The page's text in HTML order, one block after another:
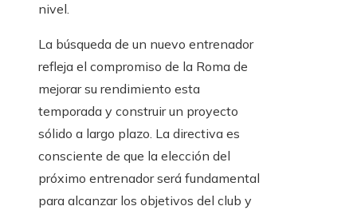
nivel.
La búsqueda de un nuevo entrenador
refleja el compromiso de la Roma de
mejorar su rendimiento esta
temporada y construir un proyecto
sólido a largo plazo. La directiva es
consciente de que la elección del
próximo entrenador será fundamental
para alcanzar los objetivos del club y